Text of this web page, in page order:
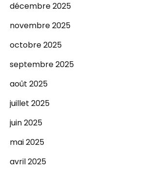
décembre 2025
novembre 2025
octobre 2025
septembre 2025
août 2025
juillet 2025
juin 2025
mai 2025
avril 2025